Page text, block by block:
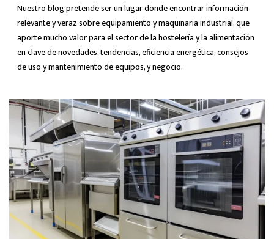
Nuestro blog pretende ser un lugar donde encontrar información
relevante y veraz sobre equipamiento y maquinaria industrial, que
aporte mucho valor para el sector de la hostelería y la alimentación
en clave de novedades, tendencias, eficiencia energética, consejos
de uso y mantenimiento de equipos, y negocio.